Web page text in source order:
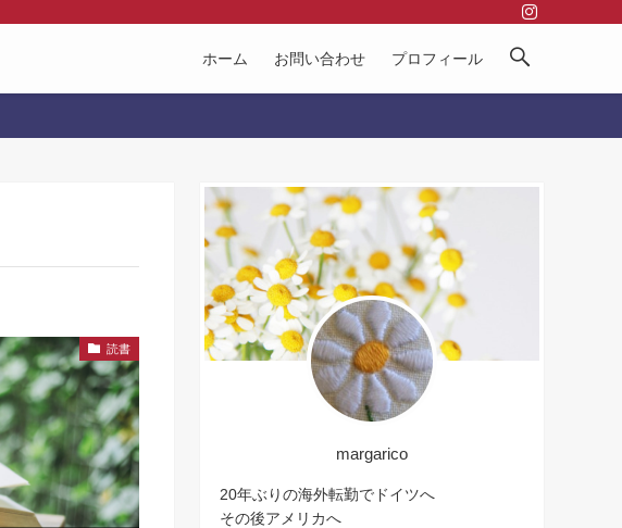
ホーム お問い合わせ プロフィール
読書
margarico
20年ぶりの海外転勤でドイツへ
その後アメリカへ